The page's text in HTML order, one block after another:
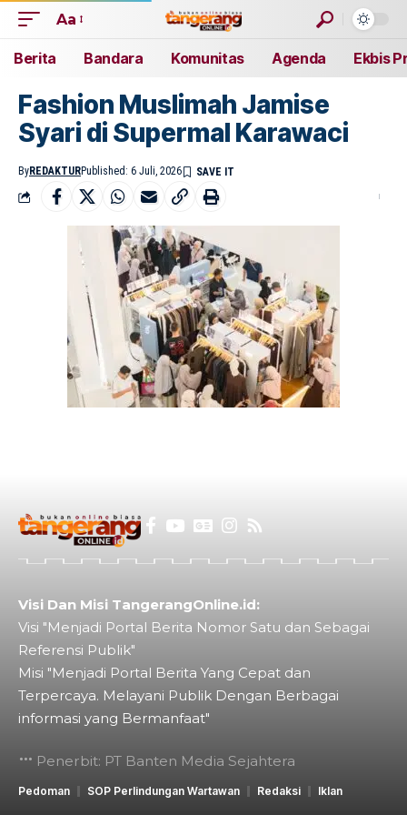
Aa
Berita Bandara Komunitas Agenda Ekbis
Fashion Muslimah Jamise
Syari di Supermal Karawaci
ByREDAKTURPublished: 6 Juli, 2026
Visi Dan Misi TangerangOnline.id:
Visi "Menjadi Portal Berita Nomor Satu dan Sebagai
Referensi Publik"
Misi "Menjadi Portal Berita Yang Cepat dan
Terpercaya. Melayani Publik Dengan Berbagai
informasi yang Bermanfaat"
Penerbit: PT Banten Media Sejahtera
Pedoman SOP Perlindungan Wartawan Redaksi Iklan